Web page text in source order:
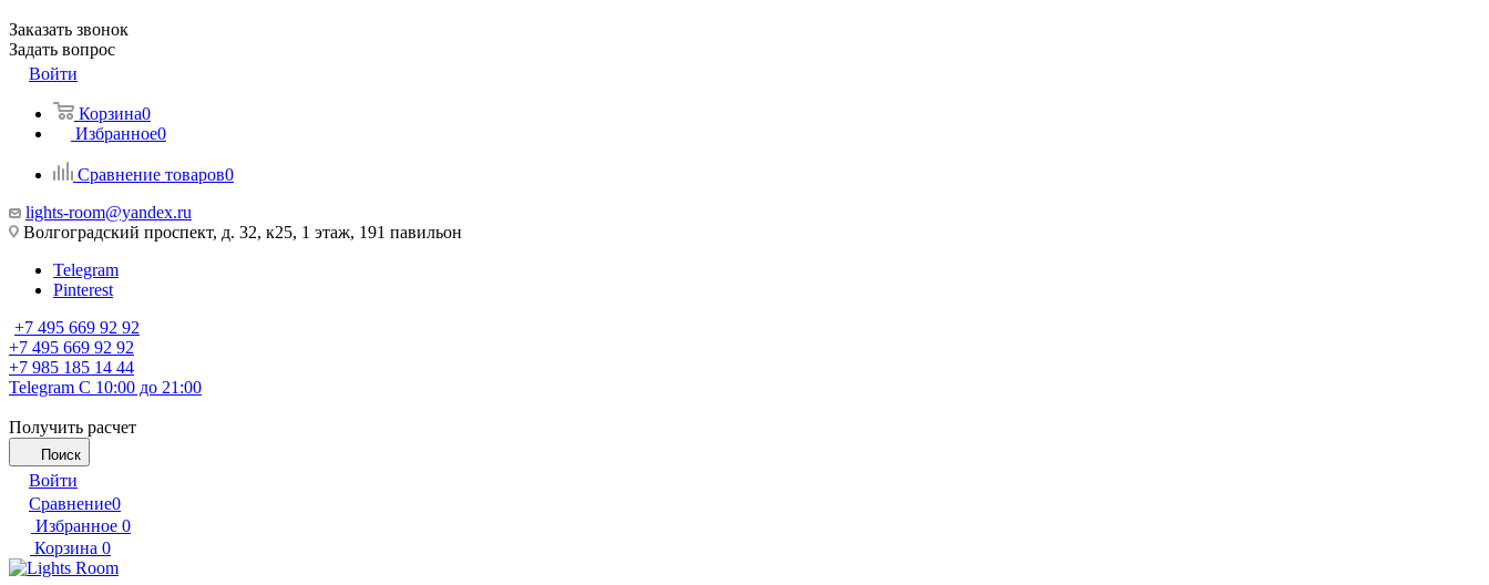
Заказать звонок
Задать вопрос
Войти
Корзина0
Избранное0
Сравнение товаров0
lights-room@yandex.ru
Волгоградский проспект, д. 32, к25, 1 этаж, 191 павильон
Telegram
Pinterest
+7 495 669 92 92
+7 495 669 92 92
+7 985 185 14 44
Telegram С 10:00 до 21:00
Получить расчет
Поиск
Войти
Сравнение0
Избранное 0
Корзина 0